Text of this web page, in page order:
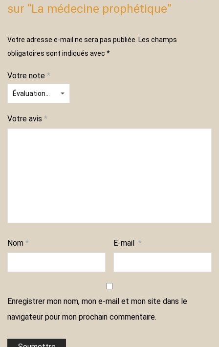
sur “La médecine prophétique”
Votre adresse e-mail ne sera pas publiée. Les champs
obligatoires sont indiqués avec *
Votre note *
Votre avis *
Nom * E-mail*
Enregistrer mon nom, mon e-mail et mon site dans le
navigateur pour mon prochain commentaire.